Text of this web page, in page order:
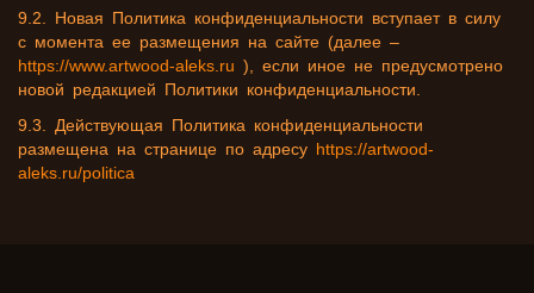
9.2. Новая Политика конфиденциальности вступает в силу
с момента ее размещения на сайте (далее –
https://www.artwood-aleks.ru ), если иное не предусмотрено
новой редакцией Политики конфиденциальности.
9.3. Действующая Политика конфиденциальности
размещена на странице по адресу https://artwood-
aleks.ru/politica